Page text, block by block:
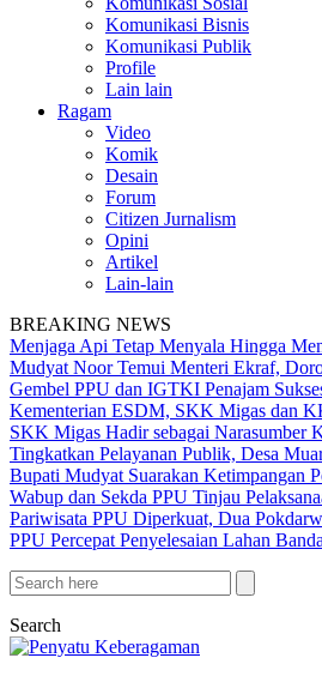
Komunikasi Bisnis
Komunikasi Publik
Profile
Lain lain
Ragam
Video
Komik
Desain
Forum
Citizen Jurnalism
Opini
Artikel
Lain-lain
BREAKING NEWS
Menjaga Api Tetap Menyala Hingga
Mudyat Noor Temui Menteri Ekraf,
Gembel PPU dan IGTKI Penajam
Kementerian ESDM, SKK Migas dan
SKK Migas Hadir sebagai Narasumber
Tingkatkan Pelayanan Publik, Desa
Bupati Mudyat Suarakan Ketimpangan
Wabup dan Sekda PPU Tinjau
Pariwisata PPU Diperkuat, Dua
PPU Percepat Penyelesaian Lahan
Search